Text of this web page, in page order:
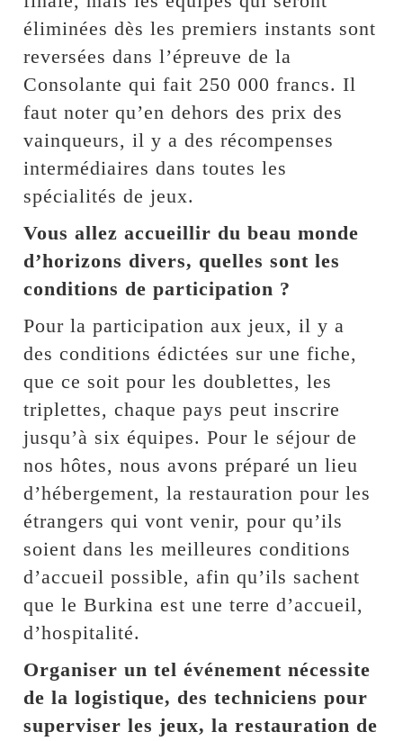
éliminées dès les premiers instants sont
reversées dans l’épreuve de la
Consolante qui fait 250 000 francs. Il
faut noter qu’en dehors des prix des
vainqueurs, il y a des récompenses
intermédiaires dans toutes les
spécialités de jeux.
Vous allez accueillir du beau monde
d’horizons divers, quelles sont les
conditions de participation ?
Pour la participation aux jeux, il y a
des conditions édictées sur une fiche,
que ce soit pour les doublettes, les
triplettes, chaque pays peut inscrire
jusqu’à six équipes. Pour le séjour de
nos hôtes, nous avons préparé un lieu
d’hébergement, la restauration pour les
étrangers qui vont venir, pour qu’ils
soient dans les meilleures conditions
d’accueil possible, afin qu’ils sachent
que le Burkina est une terre d’accueil,
d’hospitalité.
Organiser un tel événement nécessite
de la logistique, des techniciens pour
superviser les jeux, la restauration de